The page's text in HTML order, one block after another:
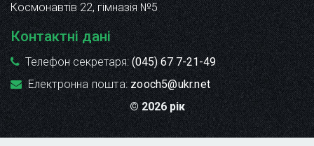
Космонавтів 22, гімназія №5
Контактні дані
Телефон секретаря:(045) 67 7-21-49
Електронна пошта:zooch5@ukr.net
© 2026 рік